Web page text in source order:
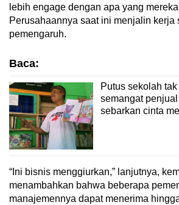
lebih engage dengan apa yang
Perusahaannya saat ini menjalin kerja
pemengaruh.
Baca:
Putus sekolah
semangat
sebarkan cinta
“Ini bisnis menggiurkan,” lanjutnya,
menambahkan bahwa beberapa
manajemennya dapat menerima